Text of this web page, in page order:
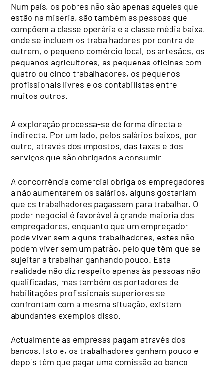
Num país, os pobres não são apenas aqueles que
estão na miséria, são também as pessoas que
compõem a classe operária e a classe média baixa,
onde se incluem os trabalhadores por contra de
outrem, o pequeno comércio local, os artesãos, os
pequenos agricultores, as pequenas oficinas com
quatro ou cinco trabalhadores, os pequenos
profissionais livres e os contabilistas entre
muitos outros.
A exploração processa-se de forma directa e
indirecta. Por um lado, pelos salários baixos, por
outro, através dos impostos, das taxas e dos
serviços que são obrigados a consumir.
A concorrência comercial obriga os empregadores
a não aumentarem os salários, alguns gostariam
que os trabalhadores pagassem para trabalhar. O
poder negocial é favorável à grande maioria dos
empregadores, enquanto que um empregador
pode viver sem alguns trabalhadores, estes não
podem viver sem um patrão, pelo que têm que se
sujeitar a trabalhar ganhando pouco. Esta
realidade não diz respeito apenas às pessoas não
qualificadas, mas também os portadores de
habilitações profissionais superiores se
confrontam com a mesma situação, existem
abundantes exemplos disso.
Actualmente as empresas pagam através dos
bancos. Isto é, os trabalhadores ganham pouco e
depois têm que pagar uma comissão ao banco